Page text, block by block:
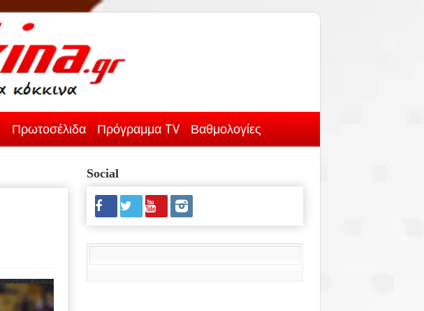
Πρωτοσέλιδα Πρόγραμμα TV Βαθμολογίες
Social